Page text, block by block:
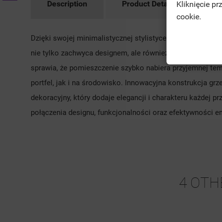
Description Product Details
Dzięki swojej minimalistycznej stylistyce doskonale
nie tylko zachwyca designem, ale również oferuje
sprawia, że pomieszczenie szybko nabiera przyjemnej
portfel, jak i na środowisko. Innowacyjna konstrukcja
dekoracyjny, który dodaje elegancji i charakteru każdej
połączenia designu, funkcjonalności oraz efektywności
4
Kliknięcie
cookie.